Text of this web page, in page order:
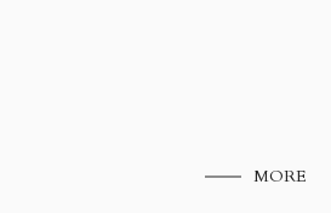
MORE